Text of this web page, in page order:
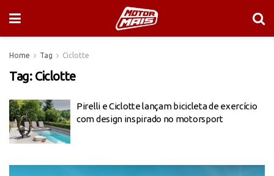
Home Tag Ciclotte
Tag: Ciclotte
Pirelli e Ciclotte lançam bicicleta de exercício
com design inspirado no motorsport